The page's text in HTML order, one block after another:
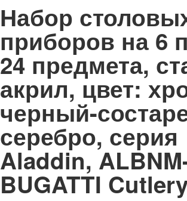
Набор
приборов на 6
24 предмета,
акрил, цвет:
черный-
серебро, серия
Aladdin,
BUGATTI